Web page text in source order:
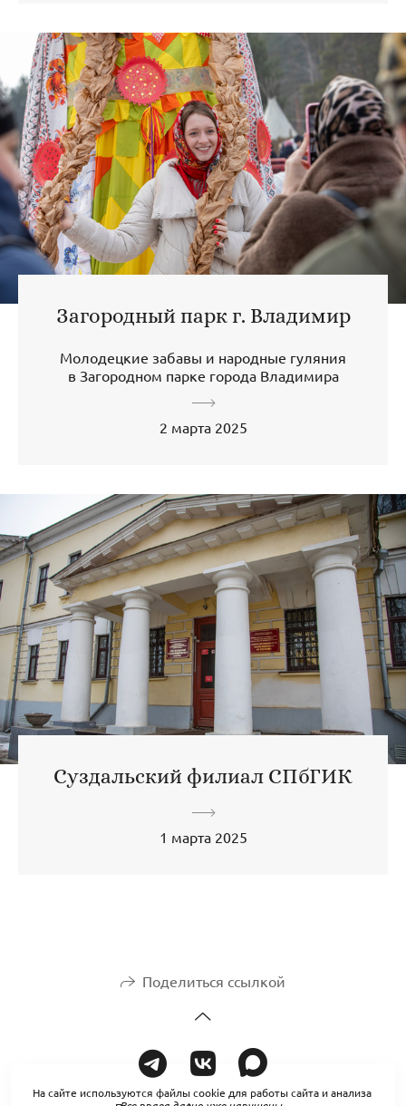
Загородный парк г. Владимир
Молодецкие забавы и народные гуляния
в Загородном парке города Владимира
2 марта 2025
Суздальский филиал СПбГИК
1 марта 2025
Поделиться ссылкой
На сайте используются файлы cookie для работы сайта и анализа